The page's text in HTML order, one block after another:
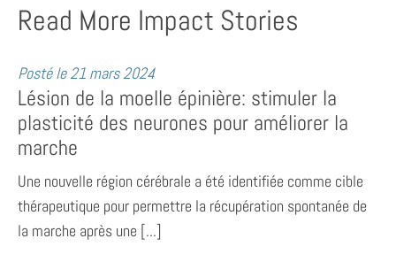
Read More Impact Stories
Posté le21 mars 2024
Lésion de la moelle épinière: stimuler la
plasticité des neurones pour améliorer la
marche
Une nouvelle région cérébrale a été identifiée comme cible
thérapeutique pour permettre la récupération spontanée de
la marche après une [...]